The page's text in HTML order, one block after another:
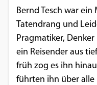
Bernd Tesch war ein
Tatendrang und
Pragmatiker,
ein Reisender aus
früh zog es ihn
führten ihn über alle
Dieser
Cookie
1 Jahr